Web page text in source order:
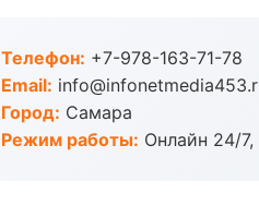
Телефон: +7-978-163-71-78
Email:
Город: Самара
Режим работы: Онлайн 24/